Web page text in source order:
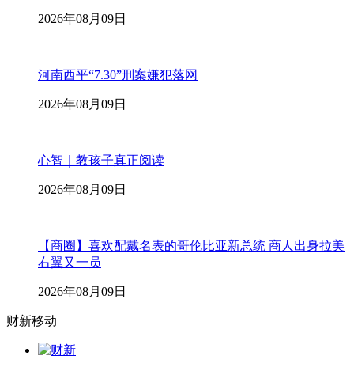
2026年08月09日
河南西平“7.30”刑案嫌犯落网
2026年08月09日
心智｜教孩子真正阅读
2026年08月09日
【商圈】喜欢配戴名表的哥伦比亚新总统 商人出身拉美
右翼又一员
2026年08月09日
财新移动